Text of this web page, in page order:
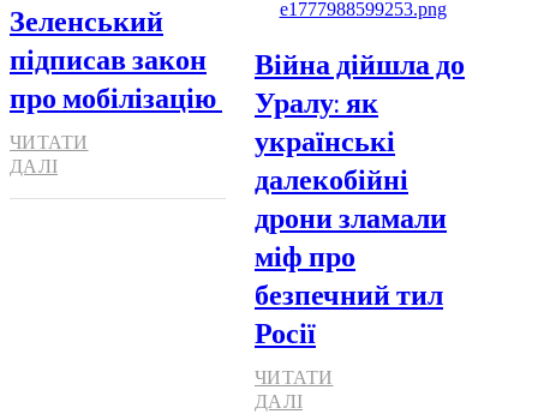
Зеленський
підписав закон
про мобілізацію
ЧИТАТИ
ДАЛІ
Війна дійшла до
Уралу: як
українські
далекобійні
дрони зламали
міф про
безпечний тил
Росії
ЧИТАТИ
ДАЛІ